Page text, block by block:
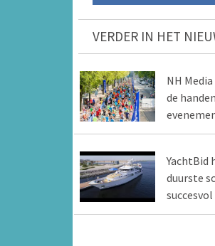
VERDER IN HET
NH
de
YachtBid
duurste